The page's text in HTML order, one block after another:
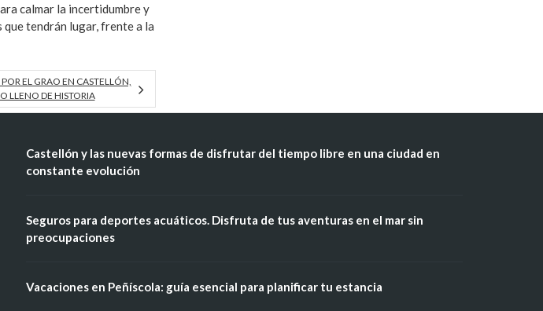
calmar la incertidumbre y
tendrán lugar, frente a la
EL GRAO EN CASTELLÓN,
LLENO DE HISTORIA
Castellón y las nuevas formas de disfrutar del tiempo libre en una ciudad en
constante evolución
Seguros para deportes acuáticos. Disfruta de tus aventuras en el mar sin
preocupaciones
Vacaciones en Peñíscola: guía esencial para planificar tu estancia